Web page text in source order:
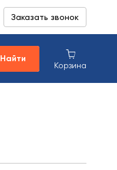
Заказать звонок
Найти
Корзина